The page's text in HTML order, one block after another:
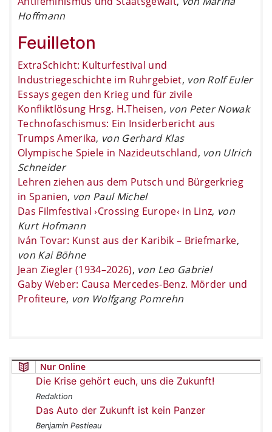
Hoffmann
Feuilleton
ExtraSchicht: Kulturfestival und
Industriegeschichte im Ruhrgebiet, von Rolf Euler
Essays gegen den Krieg und für zivile
Konfliktlösung Hrsg. H.Theisen, von Peter Nowak
Technofaschismus: Ein Insiderbericht aus
Trumps Amerika, von Gerhard Klas
Olympische Spiele in Nazideutschland, von Ulrich
Schneider
Lehren ziehen aus dem Putsch und Bürgerkrieg
in Spanien, von Paul Michel
Das Filmfestival ›Crossing Europe‹ in Linz, von
Kurt Hofmann
Iván Tovar: Kunst aus der Karibik – Briefmarke,
von Kai Böhne
Jean Ziegler (1934–2026), von Leo Gabriel
Gaby Weber: Causa Mercedes-Benz. Mörder und
Profiteure, von Wolfgang Pomrehn
Nur Online
Die Krise gehört euch, uns die Zukunft!
Redaktion
Das Auto der Zukunft ist kein Panzer
Benjamin Pestieau